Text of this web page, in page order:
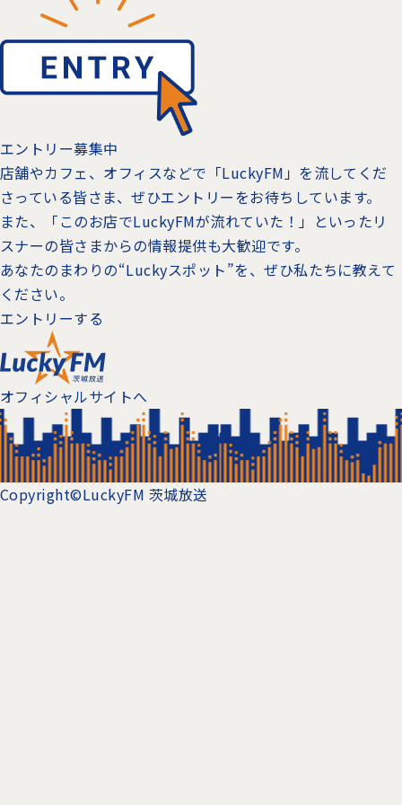
エントリー募集中
店舗やカフェ、オフィスなどで「LuckyFM」を流してくだ
さっている皆さま、ぜひエントリーをお待ちしています。
また、「このお店でLuckyFMが流れていた！」といったリ
スナーの皆さまからの情報提供も大歓迎です。
あなたのまわりの“Luckyスポット”を、ぜひ私たちに教えて
ください。
エントリーする
オフィシャルサイトへ
Copyright©LuckyFM 茨城放送